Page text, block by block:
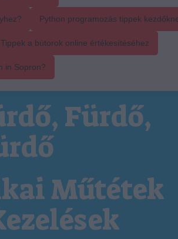
Python programozás tippek
Tippek a bútorok online értékesítéséhez
in Sopron?
Fürdő,
Műtétek